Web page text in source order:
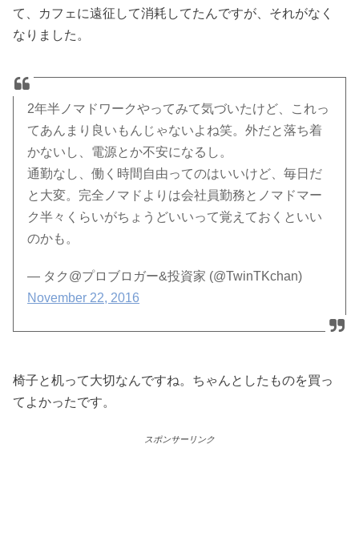
て、カフェに遠征して消耗してたんですが、それがなく
なりました。
2年半ノマドワークやってみて気づいたけど、これっ
てあんまり良いもんじゃないよね笑。外だと落ち着
かないし、電源とか不安になるし。
通勤なし、働く時間自由ってのはいいけど、毎日だ
と大変。完全ノマドよりは会社員勤務とノマドマー
ク半々くらいがちょうどいいって覚えておくといい
のかも。
— タク@プロブロガー&投資家 (@TwinTKchan)
November 22, 2016
椅子と机って大切なんですね。ちゃんとしたものを買っ
てよかったです。
スポンサーリンク